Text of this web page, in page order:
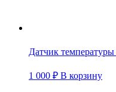
Датчик
1 000 ₽ В корзину